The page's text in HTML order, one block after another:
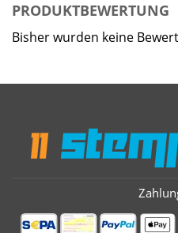
PRODUKTBEWERTUNG
Bisher wurden keine